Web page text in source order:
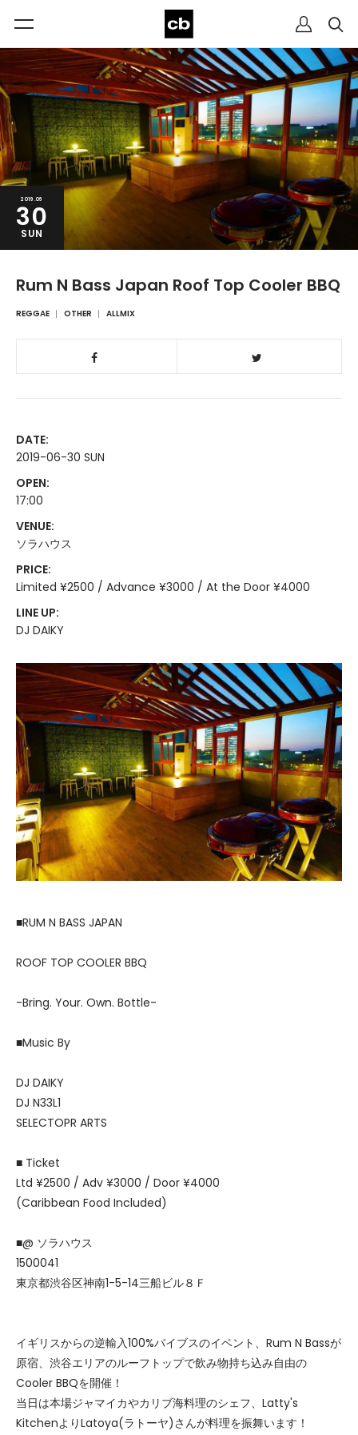
2019.06
30
SUN
Rum N Bass Japan Roof Top Cooler BBQ
REGGAE OTHER ALLMIX
DATE:
2019-06-30 SUN
OPEN:
17:00
VENUE:
ソラハウス
PRICE:
Limited ¥2500 / Advance ¥3000 / At the Door ¥4000
LINE UP:
DJ DAIKY
■RUM N BASS JAPAN
ROOF TOP COOLER BBQ
-Bring. Your. Own. Bottle-
■Music By
DJ DAIKY
DJ N33L1
SELECTOPR ARTS
■ Ticket
Ltd ¥2500 / Adv ¥3000 / Door ¥4000
(Caribbean Food Included)
■@ ソラハウス
1500041
東京都渋谷区神南1-5-14三船ビル８Ｆ
イギリスからの逆輸入100%バイブスのイベント、Rum N Bassが
原宿、渋谷エリアのルーフトップで飲み物持ち込み自由の
Cooler BBQを開催！
当日は本場ジャマイカやカリブ海料理のシェフ、Latty's
KitchenよりLatoya(ラトーヤ)さんが料理を振舞います！